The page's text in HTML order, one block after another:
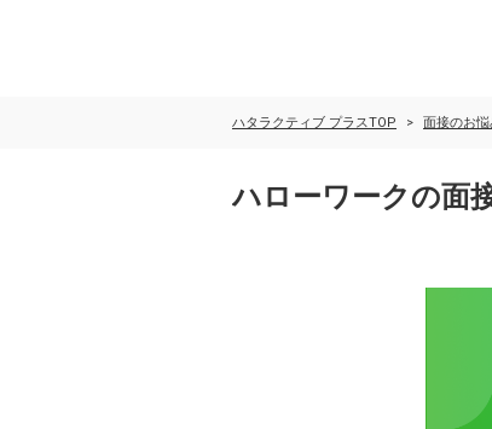
ハタラクティブ プラスTOP 面接のお
ハローワークの面